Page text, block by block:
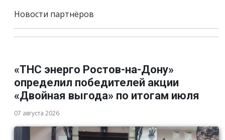
Новости партнёров
«ТНС энерго Ростов-на-Дону»
определил победителей акции
«Двойная выгода» по итогам июля
07 августа 2026